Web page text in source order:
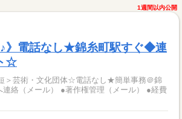
1週間以内公開
》電話なし★錦糸町駅すぐ◆連
☆
＞芸術・文化団体☆電話なし★簡単事務＠錦
連絡（メール） ●著作権管理（メール） ●経費